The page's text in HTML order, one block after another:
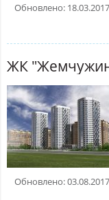
Обновлено: 18.03.2017
ЖК
Обновлено: 03.08.2017